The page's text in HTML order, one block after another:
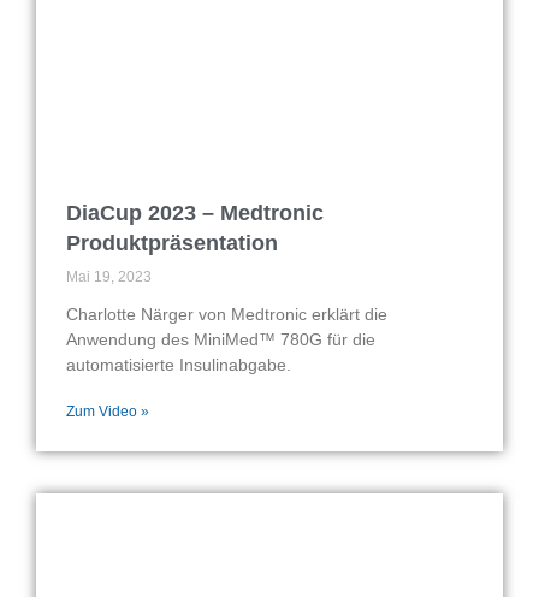
DiaCup 2023 – Medtronic
Produktpräsentation
Mai 19, 2023
Charlotte Närger von Medtronic erklärt die
Anwendung des MiniMed™ 780G für die
automatisierte Insulinabgabe.
Zum Video »